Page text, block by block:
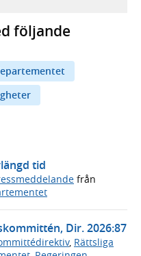
följande
tid
från
Dir. 2026:87
, Rättsliga